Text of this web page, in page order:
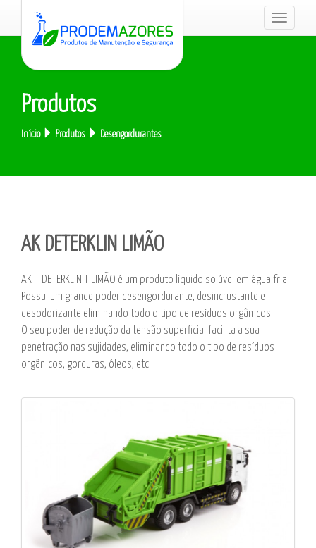
Toggle
Produtos
Início Produtos Desengordurantes
AK DETERKLIN LIMÃO
AK – DETERKLIN T LIMÃO é um produto líquido solúvel em água fria.
Possui um grande poder desengordurante, desincrustante e
desodorizante eliminando todo o tipo de resíduos orgânicos.
O seu poder de redução da tensão superficial facilita a sua
penetração nas sujidades, eliminando todo o tipo de resíduos
orgânicos, gorduras, óleos, etc.